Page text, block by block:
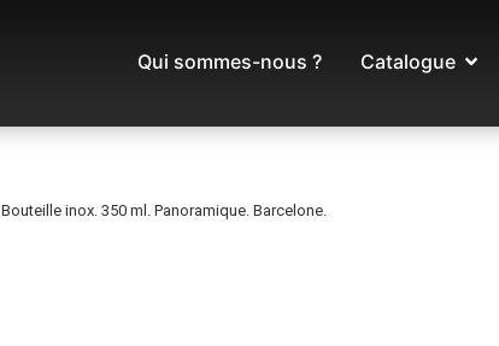
Qui sommes-nous ? Catalogue
Bouteille inox. 350 ml. Panoramique. Barcelone.